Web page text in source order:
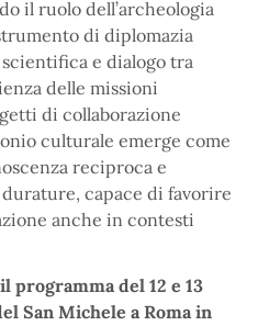
il ruolo dell’archeologia
di diplomazia
e dialogo tra
delle missioni
di collaborazione
culturale emerge come
reciproca e
capace di favorire
anche in contesti
programma del 12 e 13
San Michele a Roma in